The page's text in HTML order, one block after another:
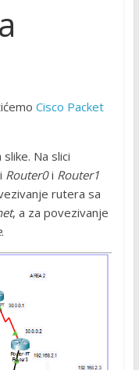
Cisco Packet
Na slici
Router0i Router1
rutera sa
, a za povezivanje
.